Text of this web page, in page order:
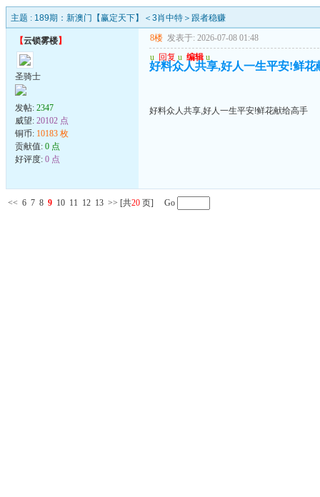
主题 : 189期：新澳门【赢定天下】＜3肖中特＞跟者稳赚
【云锁雾楼】
圣骑士
发帖: 2347
威望: 20102 点
铜币: 10183 枚
贡献值: 0 点
好评度: 0 点
8楼 发表于: 2026-07-08 01:48
u 回复 u 编辑 u
好料众人共享,好人一生平安!鲜花
好料众人共享,好人一生平安!鲜花献给高手
<< 6 7 8 9 10 11 12 13 >> [共20 页] Go